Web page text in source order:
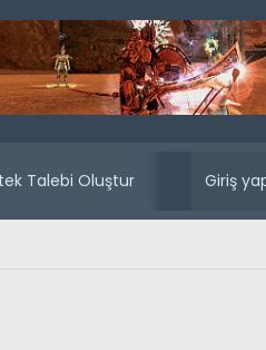
Talebi Oluştur Yaklaşan
Giriş